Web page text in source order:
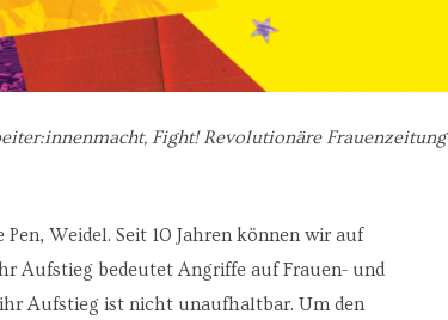
Fight! Revolutionäre Frauenzeitung
Weidel. Seit 10 Jahren können wir auf
Aufstieg bedeutet Angriffe auf Frauen- und
Aufstieg ist nicht unaufhaltbar. Um den